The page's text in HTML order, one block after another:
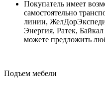
Покупатель имеет
самостоятельно
линии,
Энергия, Ратек,
можете предложить
Подъем мебели